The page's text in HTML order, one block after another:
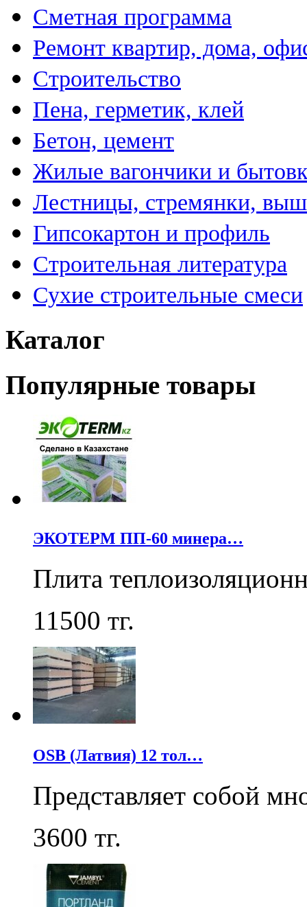
Сметная программа
Ремонт квартир, дома,
Строительство
Пена, герметик, клей
Бетон, цемент
Жилые вагончики и
Лестницы, стремянки,
Гипсокартон и профиль
Строительная литература
Сухие строительные смеси
Каталог
Популярные товары
ЭКОТЕРМ ПП-60 минера…
Плита
11500 тг.
OSB (Латвия) 12 тол…
Представляет собой
3600 тг.